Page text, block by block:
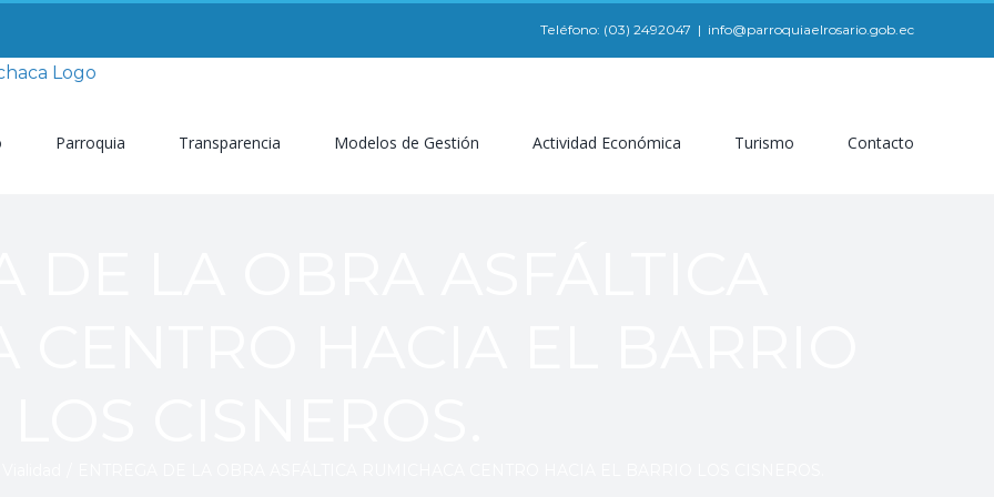
Teléfono: (03) 2492047 | info@parroquiaelrosario.gob.ec
Parroquia Transparencia Modelos de Gestión Actividad Económica Turismo Contacto